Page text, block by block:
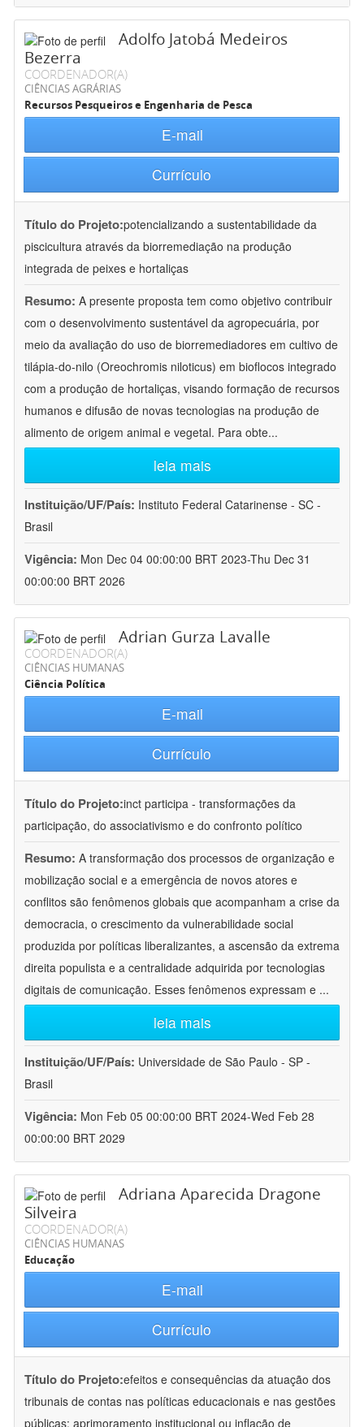
Adolfo Jatobá Medeiros
Bezerra
COORDENADOR(A)
CIÊNCIAS AGRÁRIAS
Recursos Pesqueiros e Engenharia de Pesca
E-mail
Currículo
Título do Projeto:potencializando a sustentabilidade da
piscicultura através da biorremediação na produção
integrada de peixes e hortaliças
Resumo: A presente proposta tem como objetivo contribuir
com o desenvolvimento sustentável da agropecuária, por
meio da avaliação do uso de biorremediadores em cultivo de
tilápia-do-nilo (Oreochromis niloticus) em bioflocos integrado
com a produção de hortaliças, visando formação de recursos
humanos e difusão de novas tecnologias na produção de
alimento de origem animal e vegetal. Para obte...
leia mais
Instituição/UF/País: Instituto Federal Catarinense - SC -
Brasil
Vigência: Mon Dec 04 00:00:00 BRT 2023-Thu Dec 31
00:00:00 BRT 2026
Adrian Gurza Lavalle
COORDENADOR(A)
CIÊNCIAS HUMANAS
Ciência Política
E-mail
Currículo
Título do Projeto:inct participa - transformações da
participação, do associativismo e do confronto político
Resumo: A transformação dos processos de organização e
mobilização social e a emergência de novos atores e
conflitos são fenômenos globais que acompanham a crise da
democracia, o crescimento da vulnerabilidade social
produzida por políticas liberalizantes, a ascensão da extrema
direita populista e a centralidade adquirida por tecnologias
digitais de comunicação. Esses fenômenos expressam e ...
leia mais
Instituição/UF/País: Universidade de São Paulo - SP -
Brasil
Vigência: Mon Feb 05 00:00:00 BRT 2024-Wed Feb 28
00:00:00 BRT 2029
Adriana Aparecida Dragone
Silveira
COORDENADOR(A)
CIÊNCIAS HUMANAS
Educação
E-mail
Currículo
Título do Projeto:efeitos e consequências da atuação dos
tribunais de contas nas políticas educacionais e nas gestões
públicas: aprimoramento institucional ou inflação de